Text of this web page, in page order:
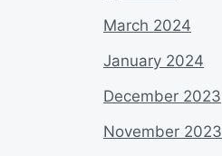
March 2024
January 2024
December 2023
November 2023